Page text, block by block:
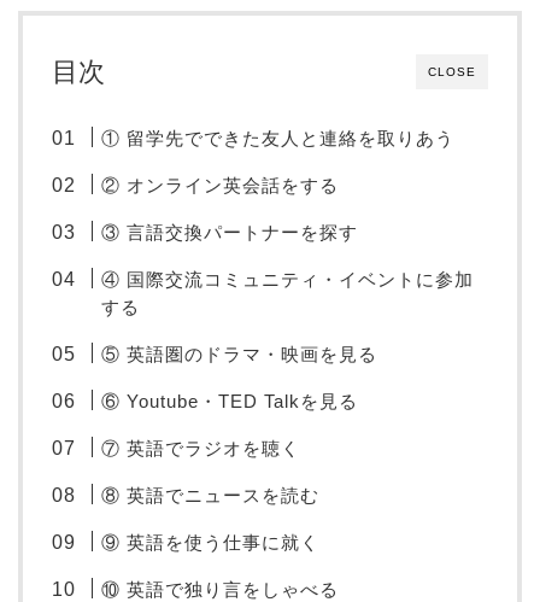
CLOSE
目次
① 留学先でできた友人と連絡を取りあう
② オンライン英会話をする
③ 言語交換パートナーを探す
④ 国際交流コミュニティ・イベントに参加
する
⑤ 英語圏のドラマ・映画を見る
⑥ Youtube・TED Talkを見る
⑦ 英語でラジオを聴く
⑧ 英語でニュースを読む
⑨ 英語を使う仕事に就く
⑩ 英語で独り言をしゃべる